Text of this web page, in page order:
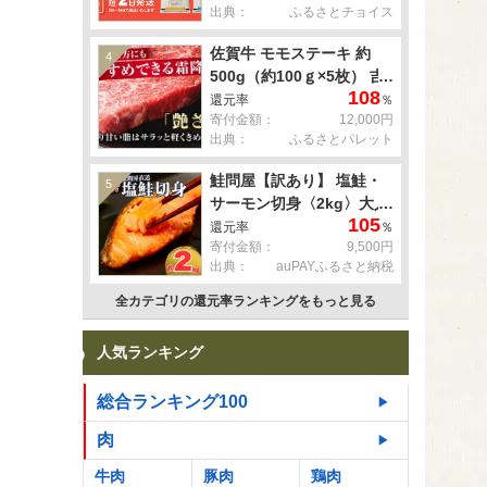
出典：
ふるさとチョイス
4
佐賀牛 モモステーキ 約
500g（約100ｇ×5枚） 吉
野ヶ里町 [FDB057]
還元率 108％
寄付金額：
12,000円
出典：
ふるさとパレット
5
鮭問屋【訳あり】 塩鮭・
サーモン切身〈2kg〉大人
気 鮭 切り身 家計応援 不
揃い 鮭問屋直送
【MS03】
還元率 105％
寄付金額：
9,500円
出典：
auPAYふるさと納税
全カテゴリの還元率ランキングをもっと見る
人気ランキング
総合ランキング100
肉
牛肉 豚肉 鶏肉